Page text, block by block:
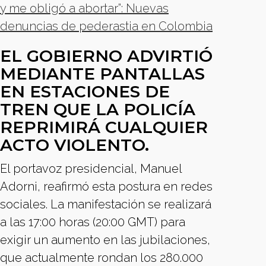
y me obligó a abortar”: Nuevas
denuncias de pederastia en Colombia
EL GOBIERNO ADVIRTIÓ
MEDIANTE PANTALLAS
EN ESTACIONES DE
TREN QUE LA POLICÍA
REPRIMIRÁ CUALQUIER
ACTO VIOLENTO.
El portavoz presidencial, Manuel
Adorni, reafirmó esta postura en redes
sociales. La manifestación se realizará
a las 17:00 horas (20:00 GMT) para
exigir un aumento en las jubilaciones,
que actualmente rondan los 280.000